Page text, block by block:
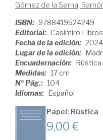
Gómez de la Serna,
ISBN: 9788419524249
Editorial: Casimiro Libros
Fecha de la edición: 2024
Lugar de la edición:
Encuadernación: Rústica
Medidas: 17 cm
Nº Pág.: 104
Idiomas: Español
Papel: Rústica
9,00 €